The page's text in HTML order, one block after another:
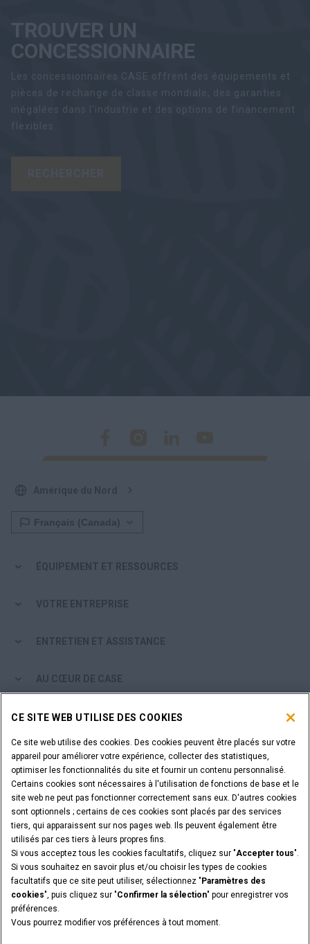
TROUVER UN
CONCESSIONNAIRE
Les concessionnaires CASE offrent des équipements et
pièces de rechange de classe mondiale, des garanties
inégalées dans l'industrie et des options de financement
flexibles.
ÉQUIPEMENT ET RESSOURCES
VOTRE ENTREPRISE
ENTRETIEN ET ASSISTANCE
AU CŒUR DE CASE
PARCOURIR LES PRODUITS CASE
ÊTES-VOUS CONCESSIONNAIRE?
SE CONNECTER
VOULEZ-VOUS DEVENIR CONCESSIONNAIRE?
SOUMETTEZ VOTRE DEMANDE
Annonces légales
Avis de confidentialité
CE SITE WEB UTILISE DES COOKIES
Ce site web utilise des cookies. Des cookies peuvent être placés sur votre
appareil pour améliorer votre expérience, collecter des statistiques,
optimiser les fonctionnalités du site et fournir un contenu personnalisé.
Certains cookies sont nécessaires à l'utilisation de fonctions de base et le
site web ne peut pas fonctionner correctement sans eux. D'autres cookies
sont optionnels ; certains de ces cookies sont placés par des services
tiers, qui apparaissent sur nos pages web. Ils peuvent également être
utilisés par ces tiers à leurs propres fins.
Si vous acceptez tous les cookies facultatifs, cliquez sur "Accepter tous".
Si vous souhaitez en savoir plus et/ou choisir les types de cookies
facultatifs que ce site peut utiliser, sélectionnez " Paramètres des
cookies", puis cliquez sur "Confirmer la sélection" pour enregistrer vos
préférences.
Vous pourrez modifier vos préférences à tout moment.